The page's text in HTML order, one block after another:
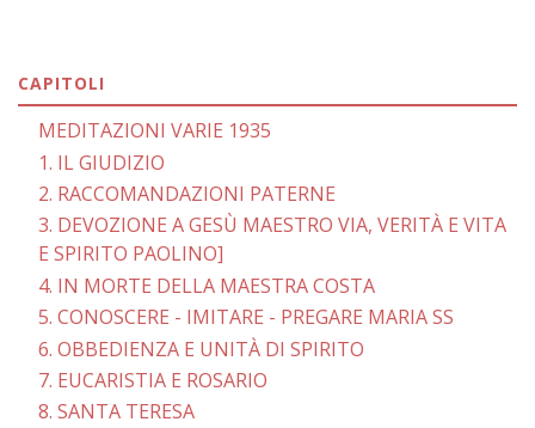
CAPITOLI
MEDITAZIONI VARIE 1935
1. IL GIUDIZIO
2. RACCOMANDAZIONI PATERNE
3. DEVOZIONE A GESÙ MAESTRO VIA, VERITÀ E VITA
E SPIRITO PAOLINO]
4. IN MORTE DELLA MAESTRA COSTA
5. CONOSCERE - IMITARE - PREGARE MARIA SS
6. OBBEDIENZA E UNITÀ DI SPIRITO
7. EUCARISTIA E ROSARIO
8. SANTA TERESA